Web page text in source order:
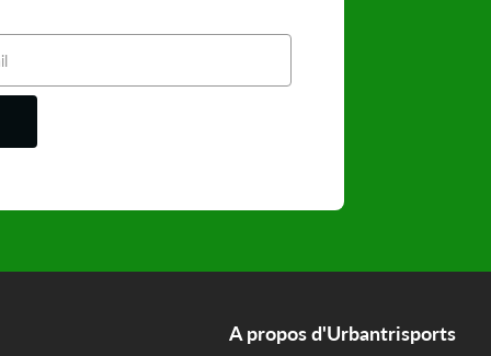
A propos d'Urbantrisports